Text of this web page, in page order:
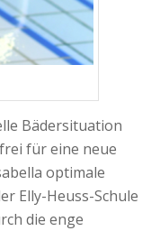
Bädersituation
für eine neue
optimale
Elly-Heuss-Schule
die enge